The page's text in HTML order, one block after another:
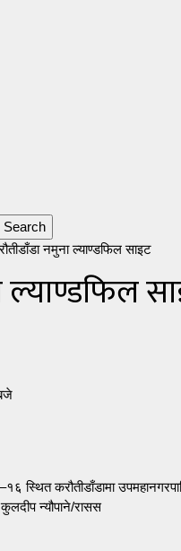
नमुना ल्याण्डफिल साइट
ल्याण्डफिल
स्थित करौतीडाँडामा
न्यौपाने/रासस